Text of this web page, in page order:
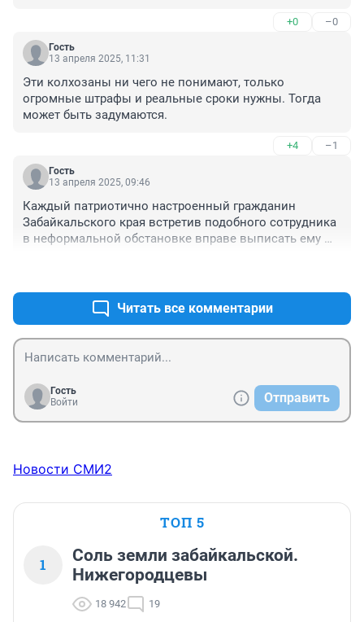
+0 –0
Гость
13 апреля 2025, 11:31
Эти колхозаны ни чего не понимают, только
огромные штрафы и реальные сроки нужны. Тогда
может быть задумаются.
+4 –1
Гость
13 апреля 2025, 09:46
Каждый патриотично настроенный гражданин
Забайкальского края встретив подобного сотрудника
в неформальной обстановке вправе выписать ему
Читать все комментарии
Гость
Войти
Отправить
Новости СМИ2
ТОП 5
1
Соль земли забайкальской.
Нижегородцевы
18 942 19